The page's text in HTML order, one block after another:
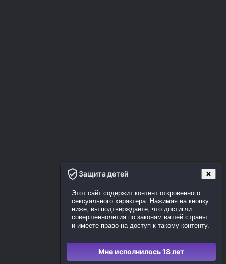
Защита детей
Этот сайт содержит контент откровенного
сексуального характера. Нажимая на кнопку
ниже, вы подтверждаете, что достигли
совершеннолетия по законам вашей страны
и имеете право на доступ к такому контенту.
Мне исполнилось 18 лет